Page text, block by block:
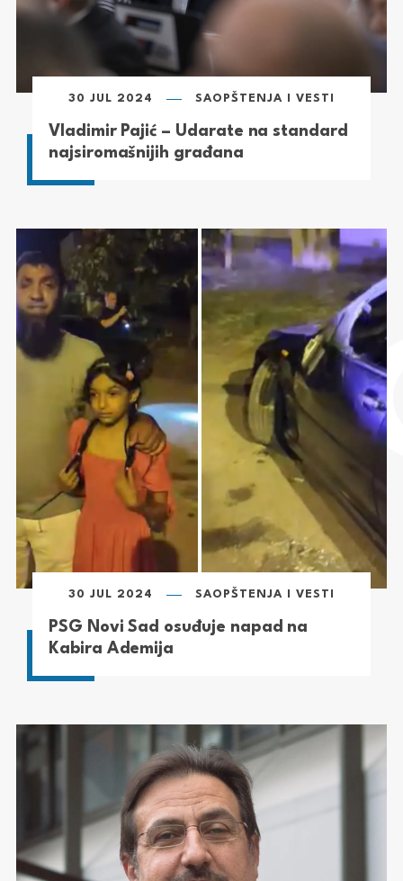
30 JUL 2024 SAOPŠTENJA I VESTI
Vladimir Pajić – Udarate na standard
najsiromašnijih građana
30 JUL 2024 SAOPŠTENJA I VESTI
PSG Novi Sad osuđuje napad na
Kabira Ademija